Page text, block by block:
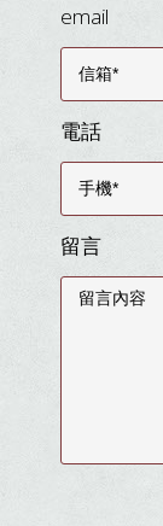
email
電話
留言